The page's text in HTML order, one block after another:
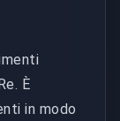
È
in modo